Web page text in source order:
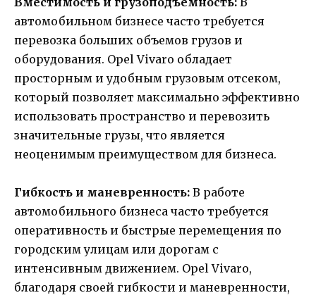
автомобильном бизнесе часто требуется
перевозка больших объемов грузов и
оборудования. Opel Vivaro обладает
просторным и удобным грузовым отсеком,
который позволяет максимально эффективно
использовать пространство и перевозить
значительные грузы, что является
неоценимым преимуществом для бизнеса.
Гибкость и маневренность: В работе
автомобильного бизнеса часто требуется
оперативность и быстрые перемещения по
городским улицам или дорогам с
интенсивным движением. Opel Vivaro,
благодаря своей гибкости и маневренности,